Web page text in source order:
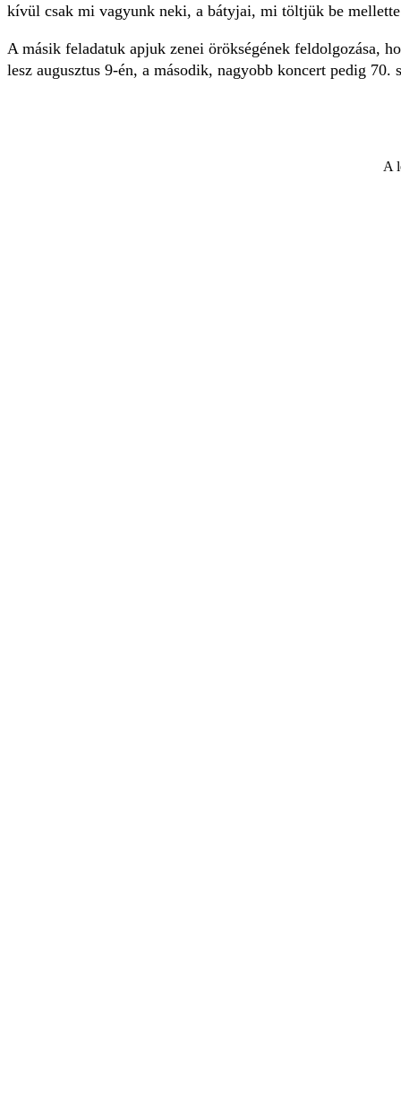
kívül csak mi vagyunk neki, a bátyjai, mi töltjük be mellette
A másik feladatuk apjuk zenei örökségének feldolgozása,
lesz augusztus 9-én, a második, nagyobb koncert pedig 70.
A